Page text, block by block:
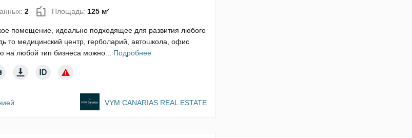
2 Площадь: 125 м²
помещение, идеально подходящее для развития любого
то медицинский центр, герболарий, автошкола, офис
на любой тип бизнеса можно... Подробнее
VYM CANARIAS REAL ESTATE